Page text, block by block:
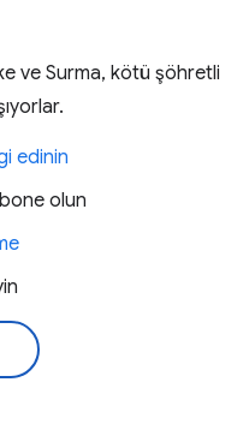
ve Surma, kötü şöhretli
edinin
olun